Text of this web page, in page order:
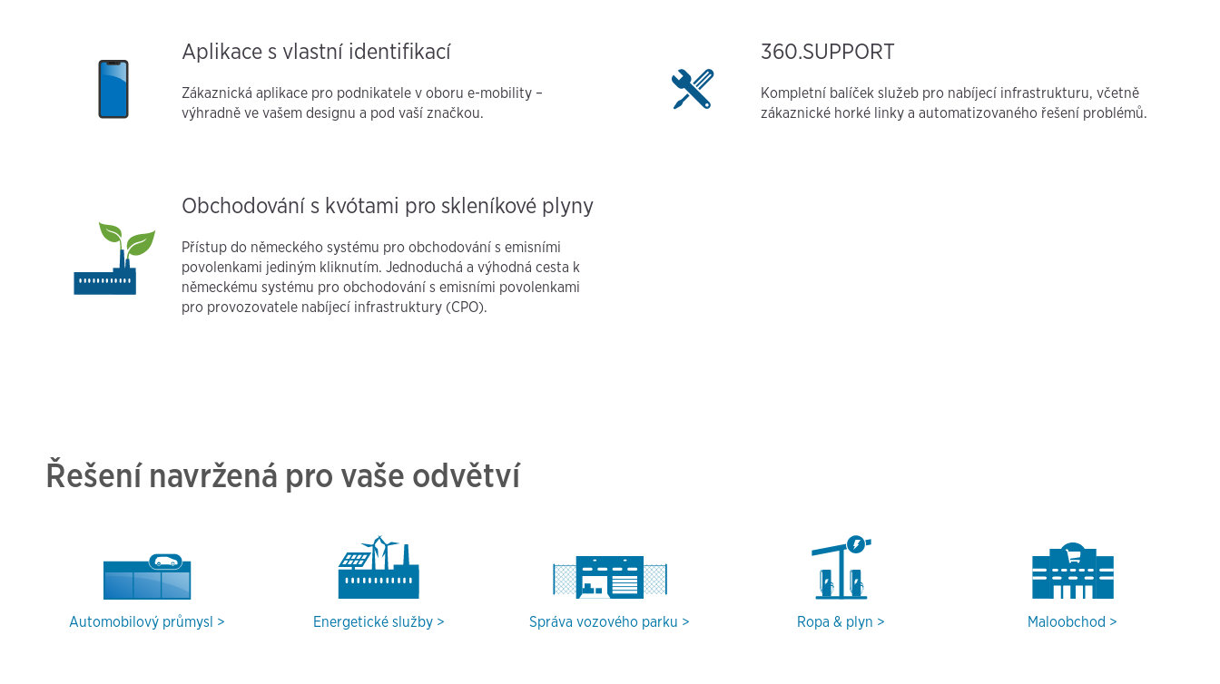
Aplikace s vlastní identifikací
Zákaznická aplikace pro podnikatele v oboru e-mobility –
výhradně ve vašem designu a pod vaší značkou.
360.SUPPORT
Kompletní balíček služeb pro nabíjecí infrastrukturu, včetně
zákaznické horké linky a automatizovaného řešení problémů.
Obchodování s kvótami pro skleníkové plyny
Přístup do německého systému pro obchodování s emisními
povolenkami jediným kliknutím. Jednoduchá a výhodná cesta k
německému systému pro obchodování s emisními povolenkami
pro provozovatele nabíjecí infrastruktury (CPO).
Řešení navržená pro vaše odvětví
Automobilový průmysl Energetické služby Správa vozového parku Ropa & plyn Maloobchod